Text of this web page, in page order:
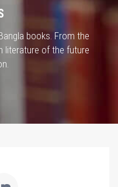
books. From the
literature of the future